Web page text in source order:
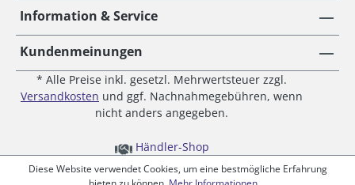
Information & Service
Kundenmeinungen
* Alle Preise inkl. gesetzl. Mehrwertsteuer zzgl.
Versandkosten und ggf. Nachnahmegebühren, wenn
nicht anders angegeben.
Händler-Shop
Diese Website verwendet Cookies, um eine bestmögliche Erfahrung